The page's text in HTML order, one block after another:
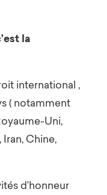
la
international ,
( notamment
Uni,
Chine,
d’honneur